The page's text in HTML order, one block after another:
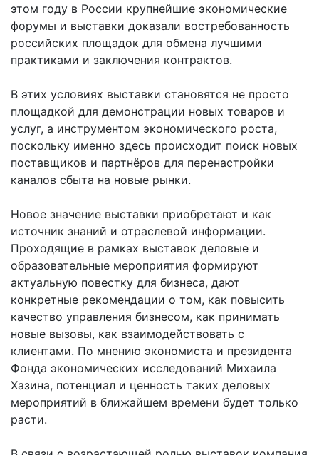
этом году в России крупнейшие экономические
форумы и выставки доказали востребованность
российских площадок для обмена лучшими
практиками и заключения контрактов.
В этих условиях выставки становятся не просто
площадкой для демонстрации новых товаров и
услуг, а инструментом экономического роста,
поскольку именно здесь происходит поиск новых
поставщиков и партнёров для перенастройки
каналов сбыта на новые рынки.
Новое значение выставки приобретают и как
источник знаний и отраслевой информации.
Проходящие в рамках выставок деловые и
образовательные мероприятия формируют
актуальную повестку для бизнеса, дают
конкретные рекомендации о том, как повысить
качество управления бизнесом, как принимать
новые вызовы, как взаимодействовать с
клиентами. По мнению экономиста и президента
Фонда экономических исследований Михаила
Хазина, потенциал и ценность таких деловых
мероприятий в ближайшем времени будет только
расти.